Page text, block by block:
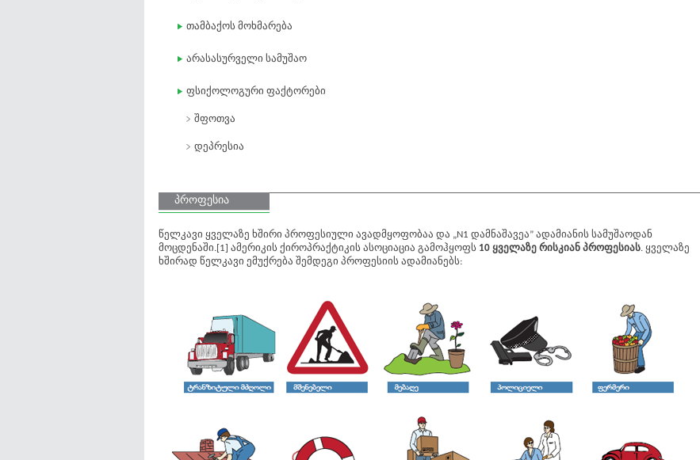
თამბაქოს მოხმარება
არასასურველი სამუშაო
ფსიქოლოგური ფაქტორები
შფოთვა
დეპრესია
პროფესია
წელკავი ყველაზე ხშირი პროფესიული ავადმყოფობაა და „N1 დამნაშავეა” ადამიანის სამუშაოდან
მოცდენაში.[1] ამერიკის ქიროპრაქტიკის ასოციაცია გამოჰყოფს 10 ყველაზე რისკიან პროფესიას. ყველაზე
ხშირად წელკავი ემუქრება შემდეგი პროფესიის ადამიანებს: